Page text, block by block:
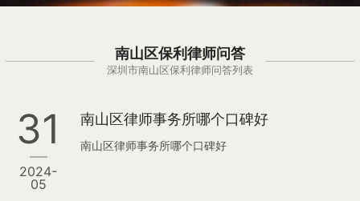
南山区保利律师问答
深圳市南山区保利律师问答列表
31
2024-
05
南山区律师事务所哪个口碑好
南山区律师事务所哪个口碑好